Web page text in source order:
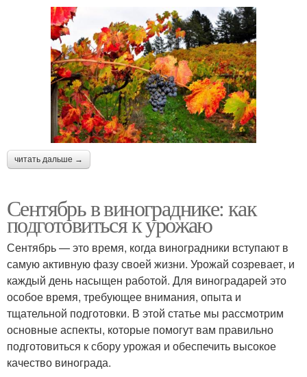
читать дальше →
Сентябрь в винограднике: как
подготовиться к урожаю
Сентябрь — это время, когда виноградники вступают в
самую активную фазу своей жизни. Урожай созревает, и
каждый день насыщен работой. Для виноградарей это
особое время, требующее внимания, опыта и
тщательной подготовки. В этой статье мы рассмотрим
основные аспекты, которые помогут вам правильно
подготовиться к сбору урожая и обеспечить высокое
качество винограда.